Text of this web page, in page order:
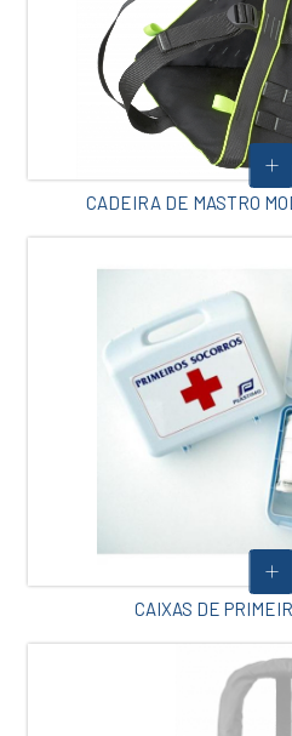
CADEIRA DE MASTRO
CAIXAS DE